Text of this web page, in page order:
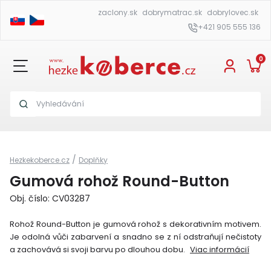
zaclony.sk dobrymatrac.sk dobrylovec.sk
+421 905 555 136
0
Hezkekoberce.cz / Doplňky
Gumová rohož Round-Button
Obj. číslo: CV03287
Rohož Round-Button je gumová rohož s dekorativním motivem.
Je odolná vůči zabarvení a snadno se z ní odstraňují nečistoty
a zachovává si svoji barvu po dlouhou dobu. Viac informácií